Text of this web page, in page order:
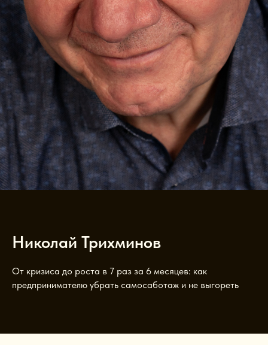
Николай Трихминов
От кризиса до роста в 7 раз за 6 месяцев: как
предпринимателю убрать самосаботаж и не выгореть